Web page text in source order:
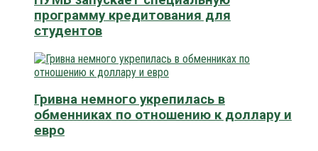
программу кредитования для
студентов
Гривна немного укрепилась в
обменниках по отношению к доллару и
евро